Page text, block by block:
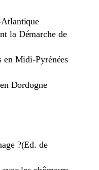
la Démarche de
en Midi-Pyrénées
Dordogne
?(Ed. de